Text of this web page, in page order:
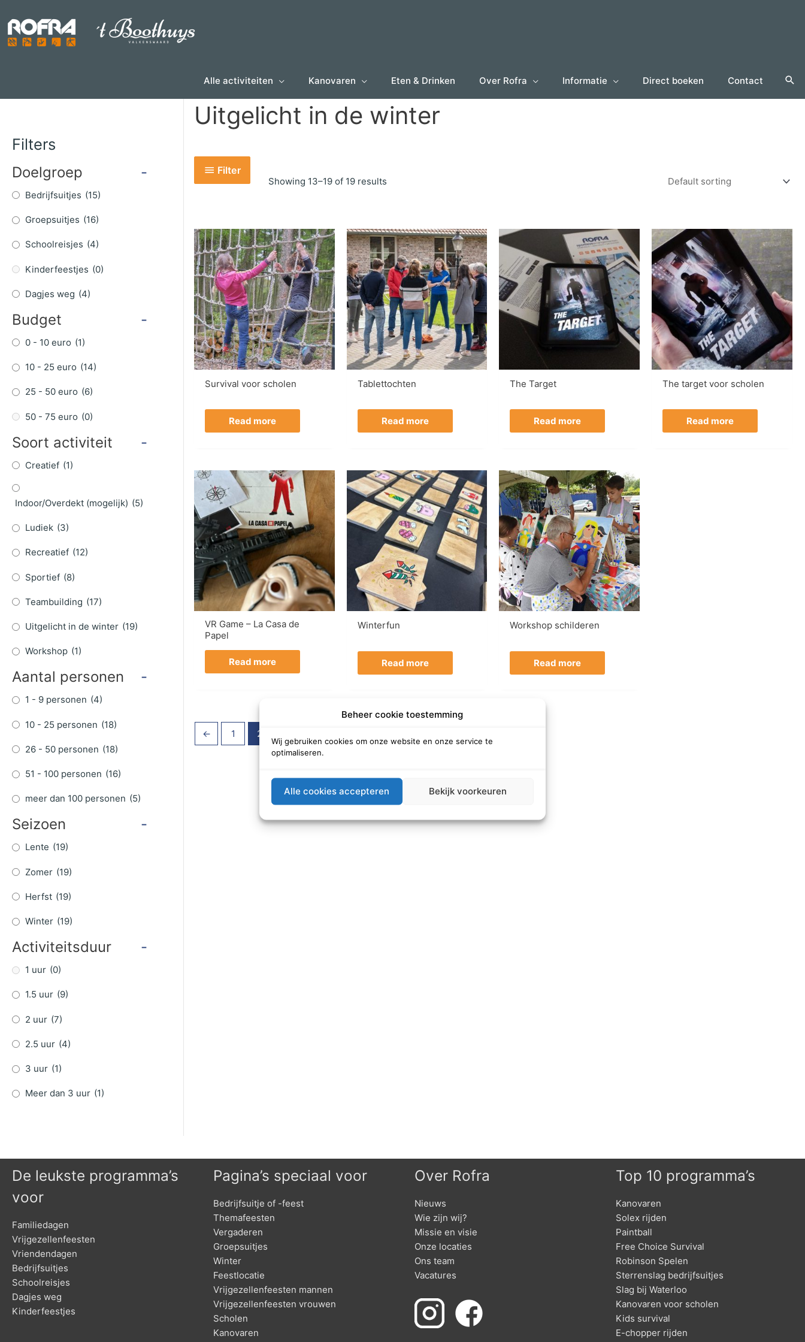
Beheer cookie toestemming
Wij gebruiken cookies om onze website en onze service te
optimaliseren.
Alle cookies accepteren Bekijk voorkeuren
content
Alle activiteiten Kanovaren Eten & Drinken Over Rofra Informatie Direct boeken Contact
Filters
Doelgroep -
Bedrijfsuitjes (15)
Groepsuitjes (16)
Schoolreisjes (4)
Kinderfeestjes (0)
Dagjes weg (4)
Budget -
0 - 10 euro (1)
10 - 25 euro (14)
25 - 50 euro (6)
50 - 75 euro (0)
Soort activiteit -
Creatief (1)
Indoor/Overdekt (mogelijk) (5)
Ludiek (3)
Recreatief (12)
Sportief (8)
Teambuilding (17)
Uitgelicht in de winter (19)
Workshop (1)
Aantal personen -
1 - 9 personen (4)
10 - 25 personen (18)
26 - 50 personen (18)
51 - 100 personen (16)
meer dan 100 personen (5)
Seizoen -
Lente (19)
Zomer (19)
Herfst (19)
Winter (19)
Activiteitsduur -
1 uur (0)
1.5 uur (9)
2 uur (7)
2.5 uur (4)
3 uur (1)
Meer dan 3 uur (1)
Uitgelicht in de winter
Filter
Showing 13–19 of 19 results
Survival voor scholen
Read more
Tablettochten
Read more
The Target
Read more
The target voor scholen
Read more
VR Game – La Casa de
Papel
Read more
Winterfun
Read more
Workshop schilderen
Read more
← 1 2
De leukste programma’s
voor
Familiedagen
Vrijgezellenfeesten
Vriendendagen
Bedrijfsuitjes
Schoolreisjes
Dagjes weg
Kinderfeestjes
Pagina’s speciaal voor
Bedrijfsuitje of -feest
Themafeesten
Vergaderen
Groepsuitjes
Winter
Feestlocatie
Vrijgezellenfeesten mannen
Vrijgezellenfeesten vrouwen
Scholen
Kanovaren
Over Rofra
Nieuws
Wie zijn wij?
Missie en visie
Onze locaties
Ons team
Vacatures
Top 10 programma’s
Kanovaren
Solex rijden
Paintball
Free Choice Survival
Robinson Spelen
Sterrenslag bedrijfsuitjes
Slag bij Waterloo
Kanovaren voor scholen
Kids survival
E-chopper rijden